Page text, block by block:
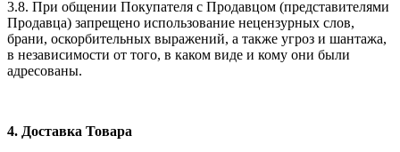
3.8. При общении Покупателя с Продавцом (представителями
Продавца) запрещено использование нецензурных слов,
брани, оскорбительных выражений, а также угроз и шантажа,
в независимости от того, в каком виде и кому они были
адресованы.
4. Доставка Товара